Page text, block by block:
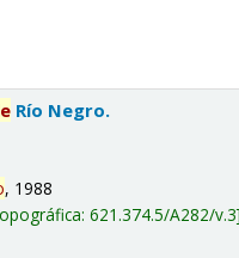
Río Negro.
, 1988
621.374.5/A282/v.3